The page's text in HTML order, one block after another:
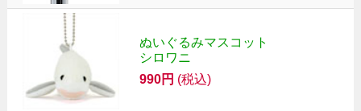
ぬいぐるみマスコット
シロワニ
990円 (税込)